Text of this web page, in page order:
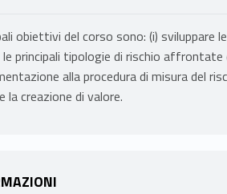
obiettivi del corso sono: (i) sviluppare
principali tipologie di rischio affrontate
alla procedura di misura del
la creazione di valore.